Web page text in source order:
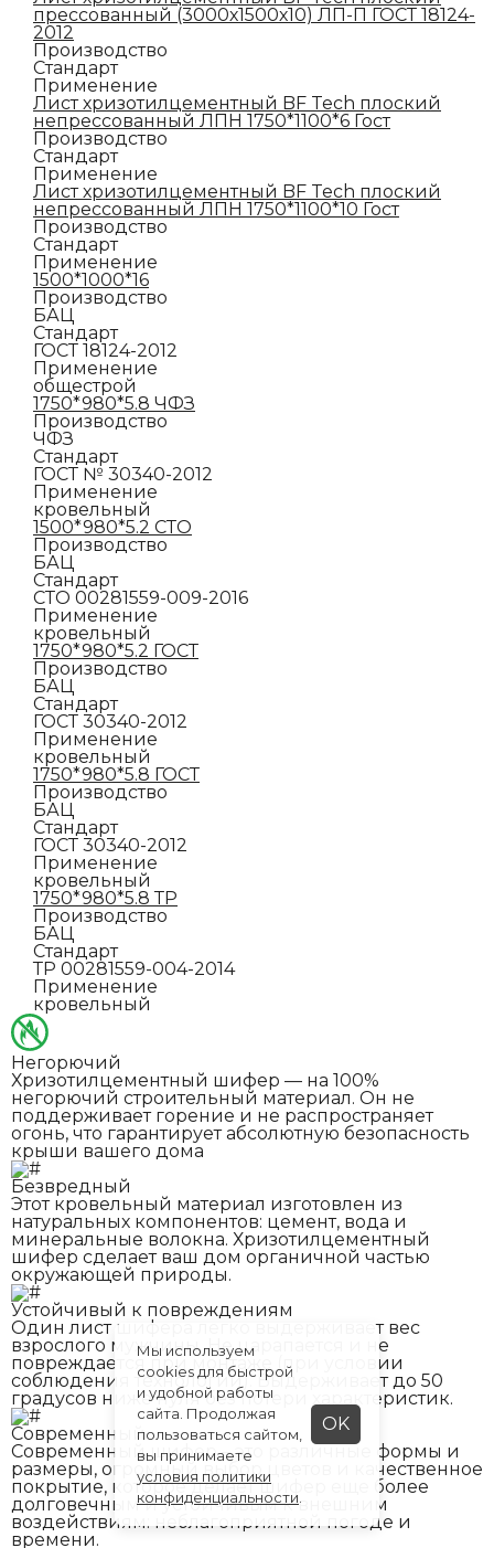
прессованный (3000х1500х10) ЛП-П ГОСТ 18124-
2012
Производство
Стандарт
Применение
Лист хризотилцементный BF Tech плоский
непрессованный ЛПН 1750*1100*6 Гост
Производство
Стандарт
Применение
Лист хризотилцементный BF Tech плоский
непрессованный ЛПН 1750*1100*10 Гост
Производство
Стандарт
Применение
1500*1000*16
Производство
БАЦ
Стандарт
ГОСТ 18124-2012
Применение
общестрой
1750*980*5.8 ЧФЗ
Производство
ЧФЗ
Стандарт
ГОСТ № 30340-2012
Применение
кровельный
1500*980*5.2 СТО
Производство
БАЦ
Стандарт
СТО 00281559-009-2016
Применение
кровельный
1750*980*5.2 ГОСТ
Производство
БАЦ
Стандарт
ГОСТ 30340-2012
Применение
кровельный
1750*980*5.8 ГОСТ
Производство
БАЦ
Стандарт
ГОСТ 30340-2012
Применение
кровельный
1750*980*5.8 ТР
Производство
БАЦ
Стандарт
ТР 00281559-004-2014
Применение
кровельный
Негорючий
Хризотилцементный шифер — на 100%
негорючий строительный материал. Он не
поддерживает горение и не распространяет
огонь, что гарантирует абсолютную безопасность
крыши вашего дома
Безвредный
Этот кровельный материал изготовлен из
натуральных компонентов: цемент, вода и
минеральные волокна. Хризотилцементный
шифер сделает ваш дом органичной частью
окружающей природы.
Устойчивый к повреждениям
Один лист шифера легко выдерживает вес
взрослого мужчины. Не царапается и не
повреждается при монтаже (при условии
соблюдения технологии). Выдерживает до 50
градусов ниже нуля без потери характеристик.
Современный
Современный шифер – это различные формы и
размеры, огромный выбор цветов и качественное
покрытие, которое делает шифер еще более
долговечным и устойчивым к внешним
воздействиям: неблагоприятной погоде и
времени.
Мы используем
cookies для быстрой
и удобной работы
сайта. Продолжая
пользоваться сайтом,
вы принимаете
условия политики
конфиденциальности
OK